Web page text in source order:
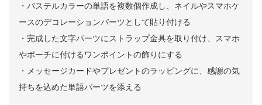
・パステルカラーの単語を複数個作成し、ネイルやスマホケ
ースのデコレーションパーツとして貼り付ける
・完成した文字パーツにストラップ金具を取り付け、スマホ
やポーチに付けるワンポイントの飾りにする
・メッセージカードやプレゼントのラッピングに、感謝の気
持ちを込めた単語パーツを添える